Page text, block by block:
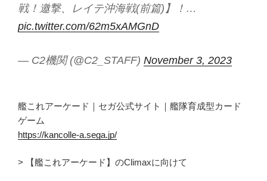
戦！邀撃、レイテ沖海戦(前篇)】！…
pic.twitter.com/62m5xAMGnD
— C2機関 (@C2_STAFF) November 3, 2023
艦これアーケード｜セガ公式サイト｜艦隊育成型カード
ゲーム
https://kancolle-a.sega.jp/
> 【艦これアーケード】のClimaxに向けて